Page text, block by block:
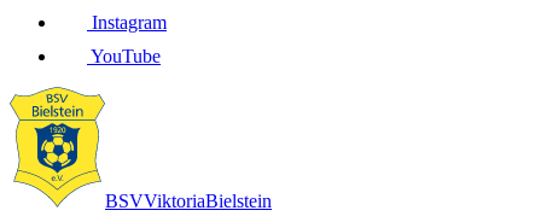
Instagram
YouTube
BSVViktoriaBielstein